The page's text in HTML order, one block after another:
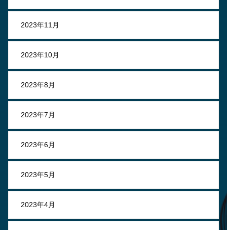
2023年11月
2023年10月
2023年8月
2023年7月
2023年6月
2023年5月
2023年4月